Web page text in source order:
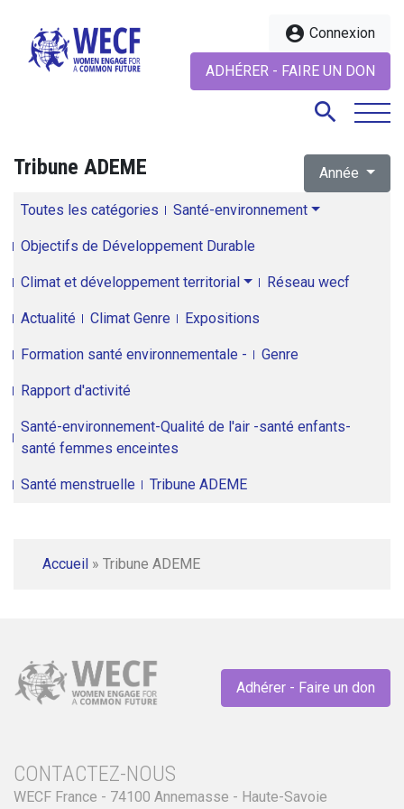
account_circle Connexion
ADHÉRER - FAIRE UN DON
search
Tribune ADEME Année
Toutes les catégories Santé-environnement
Objectifs de Développement Durable
Climat et développement territorial Réseau wecf
Actualité Climat Genre Expositions
Formation santé environnementale - Genre
Rapport d'activité
Santé-environnement-Qualité de l'air -santé enfants-
santé femmes enceintes
Santé menstruelle Tribune ADEME
Accueil » Tribune ADEME
Adhérer - Faire un don
CONTACTEZ-NOUS
WECF France - 74100 Annemasse - Haute-Savoie